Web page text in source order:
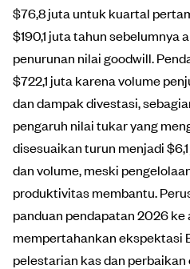
$76,8 juta untuk kuartal
$190,1 juta tahun sebelumnya
penurunan nilai goodwill.
$722,1 juta karena volume
dan dampak divestasi,
pengaruh nilai tukar yang
disesuaikan turun menjadi
dan volume, meski
produktivitas membantu.
panduan pendapatan 2026 ke
mempertahankan ekspektasi
pelestarian kas dan perbaikan